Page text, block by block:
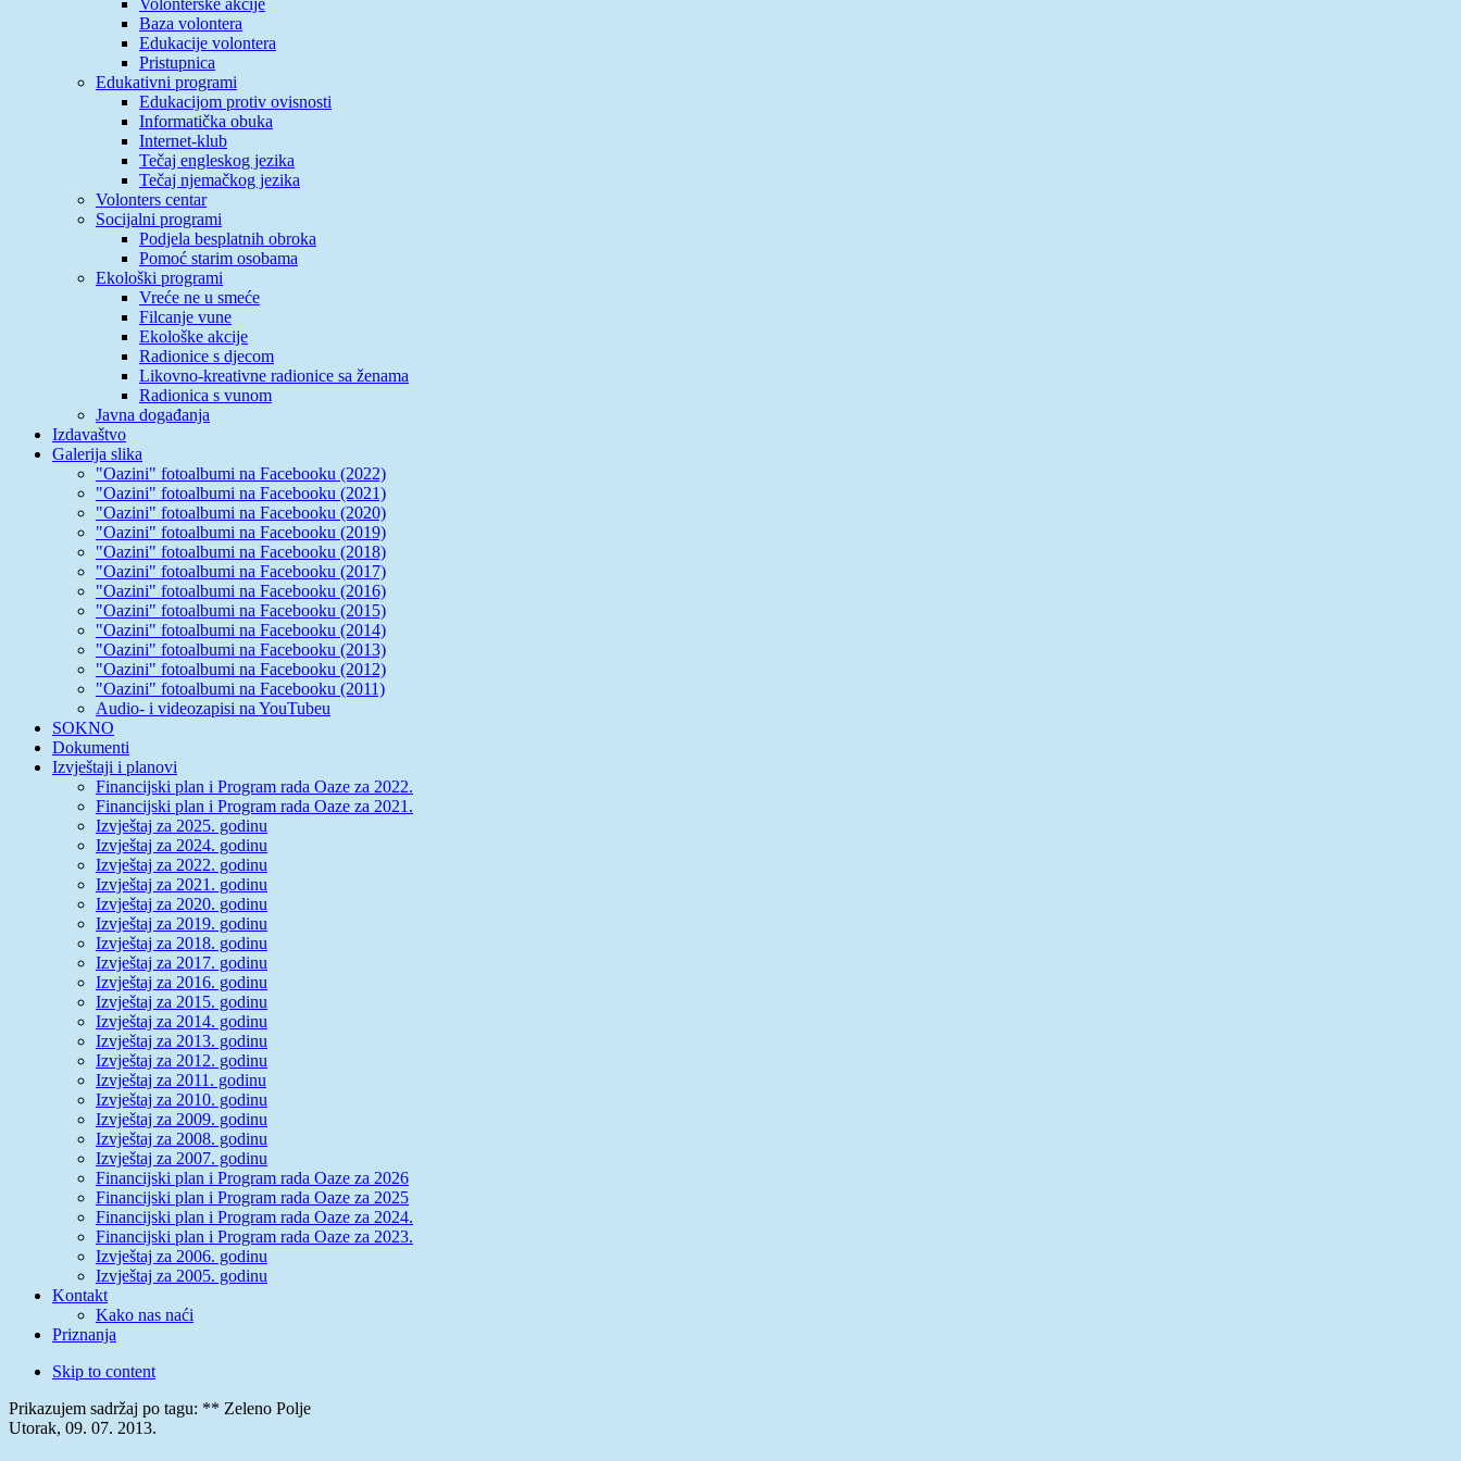
Baza volontera
Edukacije volontera
Pristupnica
Edukativni programi
Edukacijom protiv ovisnosti
Informatička obuka
Internet-klub
Tečaj engleskog jezika
Tečaj njemačkog jezika
Volonters centar
Socijalni programi
Podjela besplatnih obroka
Pomoć starim osobama
Ekološki programi
Vreće ne u smeće
Filcanje vune
Ekološke akcije
Radionice s djecom
Likovno-kreativne radionice sa ženama
Radionica s vunom
Javna događanja
Izdavaštvo
Galerija slika
"Oazini" fotoalbumi na Facebooku (2022)
"Oazini" fotoalbumi na Facebooku (2021)
"Oazini" fotoalbumi na Facebooku (2020)
"Oazini" fotoalbumi na Facebooku (2019)
"Oazini" fotoalbumi na Facebooku (2018)
"Oazini" fotoalbumi na Facebooku (2017)
"Oazini" fotoalbumi na Facebooku (2016)
"Oazini" fotoalbumi na Facebooku (2015)
"Oazini" fotoalbumi na Facebooku (2014)
"Oazini" fotoalbumi na Facebooku (2013)
"Oazini" fotoalbumi na Facebooku (2012)
"Oazini" fotoalbumi na Facebooku (2011)
Audio- i videozapisi na YouTubeu
SOKNO
Dokumenti
Izvještaji i planovi
Financijski plan i Program rada Oaze za 2022.
Financijski plan i Program rada Oaze za 2021.
Izvještaj za 2025. godinu
Izvještaj za 2024. godinu
Izvještaj za 2022. godinu
Izvještaj za 2021. godinu
Izvještaj za 2020. godinu
Izvještaj za 2019. godinu
Izvještaj za 2018. godinu
Izvještaj za 2017. godinu
Izvještaj za 2016. godinu
Izvještaj za 2015. godinu
Izvještaj za 2014. godinu
Izvještaj za 2013. godinu
Izvještaj za 2012. godinu
Izvještaj za 2011. godinu
Izvještaj za 2010. godinu
Izvještaj za 2009. godinu
Izvještaj za 2008. godinu
Izvještaj za 2007. godinu
Financijski plan i Program rada Oaze za 2026
Financijski plan i Program rada Oaze za 2025
Financijski plan i Program rada Oaze za 2024.
Financijski plan i Program rada Oaze za 2023.
Izvještaj za 2006. godinu
Izvještaj za 2005. godinu
Kontakt
Kako nas naći
Priznanja
Skip to content
Prikazujem sadržaj po tagu: ** Zeleno Polje
Utorak, 09. 07. 2013.